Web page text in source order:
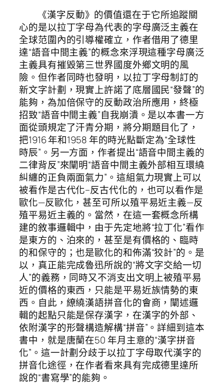
《漢字反動》的價值還在于它所追蹤關
心的是以拉丁字母為代表的字母廣泛主義在
全球范圍內的引導權確立，作者借用了德里
達“語音中間主義”的概念來浮現這種字母廣泛
主義具有摧毀第三世界國度外鄉文明的風
險。但作者同時也發明，以拉丁字母制訂的
新文字計劃，現實上許諾了底層國民“發聲”的
能夠，為加倍保守的反動政治所應用，終極
招致“語音中間主義”自我崩潰。是以本書一方
面從頭規定了汗青分期，將分期題目化了，
把1916 年和1958 年的時光點斷定為“全球性
時辰”。另一方面，作者提出“語音中間主義的
二律背反”來闡明“語音中間主義外部相互環繞
糾纏的正負兩面氣力”。這組氣力現實上可以
被看作是古代化–反古代化的，也可以看作是
歐化—反歐化，甚至可所以殖平易近主義—反
殖平易近主義的。當然，在這一套概念所構
建的敘事邏輯中，由于先定地將“拉丁化”看作
是東方的、泊來的，甚至是有價格的、臨時
的和保守的；也是歐化的和佈滿“狡計”的。是
以，真正能完成魯迅所說的“將文字交給一切
人”的義務，同時又不消支出文明上被殖平易
近的價格的東西，只能是平易近族情勢的東
西。自此，繚繞漢語拼音化的會商，闡述邏
輯的起點只能是保存漢字，在漢字的外部、
依附漢字的形聲構造解構“拼音”。詳細到這本
書中，就是唐蘭在50 年月主意的“漢字拼音
化”。這一計劃分歧于以拉丁字母取代漢字的
拼音化途徑，在作者看來具有完成德里達所
說的“書寫學”的能夠。